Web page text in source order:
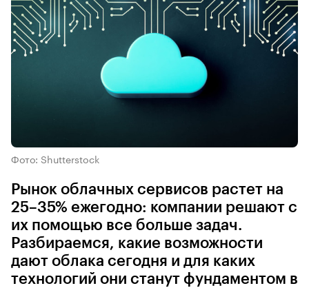
Фото: Shutterstock
Рынок облачных сервисов растет на
25–35% ежегодно: компании решают с
их помощью все больше задач.
Разбираемся, какие возможности
дают облака сегодня и для каких
технологий они станут фундаментом в